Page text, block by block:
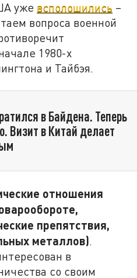
уже всполошились –
вопроса военной
1980-х
и Тайбэя.
в Байдена. Теперь
Визит в Китай делает
отношения
препятствия,
металлов).
в
со своим